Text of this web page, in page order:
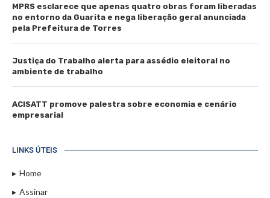
MPRS esclarece que apenas quatro obras foram liberadas
no entorno da Guarita e nega liberação geral anunciada
pela Prefeitura de Torres
Justiça do Trabalho alerta para assédio eleitoral no
ambiente de trabalho
ACISATT promove palestra sobre economia e cenário
empresarial
LINKS ÚTEIS
Home
Assinar